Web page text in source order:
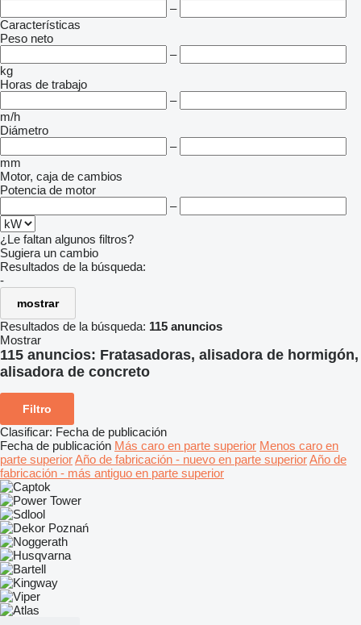
–
Características
Peso neto
–
kg
Horas de trabajo
–
m/h
Diámetro
–
mm
Motor, caja de cambios
Potencia de motor
–
¿Le faltan algunos filtros?
Sugiera un cambio
Resultados de la búsqueda:
-
mostrar
Resultados de la búsqueda: 115 anuncios
Mostrar
115 anuncios: Fratasadoras, alisadora de hormigón,
alisadora de concreto
Filtro
Clasificar: Fecha de publicación
Fecha de publicación Más caro en parte superior Menos caro en
parte superiorAño de fabricación - nuevo en parte superiorAño de
fabricación - más antiguo en parte superior